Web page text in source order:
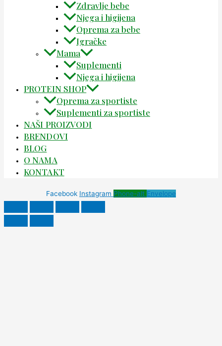
Zdravlje bebe
Njega i higijena
Oprema za bebe
Igračke
Mama
Suplementi
Njega i higijena
PROTEIN SHOP
Oprema za sportiste
Suplementi za sportiste
NAŠI PROIZVODI
BRENDOVI
BLOG
O NAMA
KONTAKT
Facebook Instagram Phone-alt Envelope